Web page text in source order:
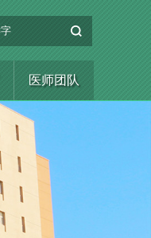
医师团队